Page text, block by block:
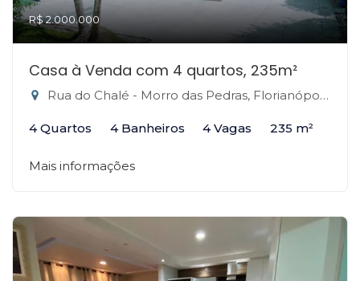
R$ 2.000.000
Casa à Venda com 4 quartos, 235m²
Rua do Chalé - Morro das Pedras, Florianópolis-SC
4 Quartos 4 Banheiros 4 Vagas 235 m²
Mais informações